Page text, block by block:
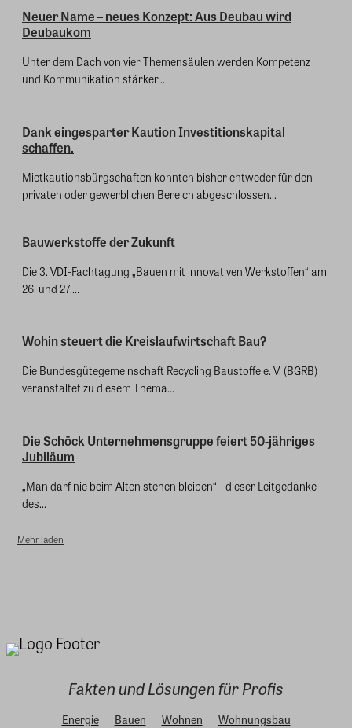
Neuer Name – neues Konzept: Aus Deubau wird
Deubaukom
Unter dem Dach von vier Themensäulen werden Kompetenz
und Kommunikation stärker...
Dank eingesparter Kaution Investitionskapital
schaffen.
Mietkautionsbürgschaften konnten bisher entweder für den
privaten oder gewerblichen Bereich abgeschlossen...
Bauwerkstoffe der Zukunft
Die 3. VDI-Fachtagung „Bauen mit innovativen Werkstoffen“ am
26. und 27....
Wohin steuert die Kreislaufwirtschaft Bau?
Die Bundesgütegemeinschaft Recycling Baustoffe e. V. (BGRB)
veranstaltet zu diesem Thema...
Die Schöck Unternehmensgruppe feiert 50-jähriges
Jubiläum
„Man darf nie beim Alten stehen bleiben“ - dieser Leitgedanke
des...
Mehr laden
Fakten und Lösungen für Profis
Energie Bauen Wohnen
Wohnungsbau